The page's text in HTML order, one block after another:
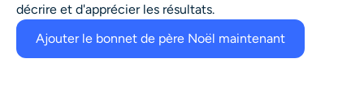
décrire et d'apprécier les résultats.
Ajouter le bonnet de père Noël maintenant